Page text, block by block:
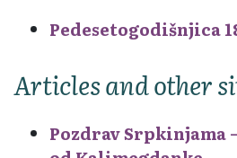
Pedesetogodišnjica
Articles and other
Pozdrav Srpkinjama